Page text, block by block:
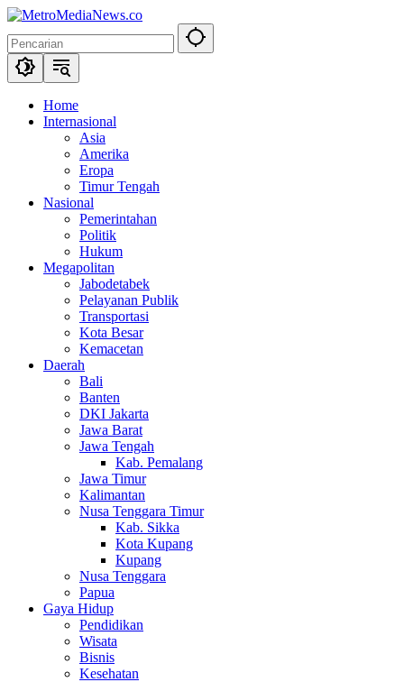
Langsung
konten
Home
Internasional
Asia
Amerika
Eropa
Timur Tengah
Nasional
Pemerintahan
Politik
Hukum
Megapolitan
Jabodetabek
Pelayanan Publik
Transportasi
Kota Besar
Kemacetan
Daerah
Bali
Banten
DKI Jakarta
Jawa Barat
Jawa Tengah
Kab. Pemalang
Jawa Timur
Kalimantan
Nusa Tenggara Timur
Kab. Sikka
Kota Kupang
Kupang
Nusa Tenggara
Papua
Gaya Hidup
Pendidikan
Wisata
Bisnis
Kesehatan